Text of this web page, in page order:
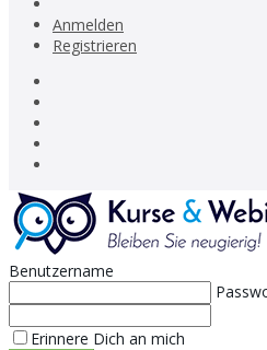
Anmelden
Registrieren
Benutzername
Erinnere Dich an mich